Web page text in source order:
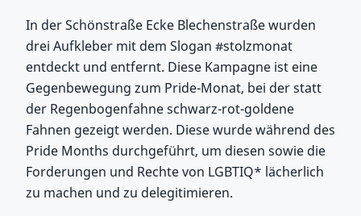
In der Schönstraße Ecke Blechenstraße wurden
drei Aufkleber mit dem Slogan #stolzmonat
entdeckt und entfernt. Diese Kampagne ist eine
Gegenbewegung zum Pride-Monat, bei der statt
der Regenbogenfahne schwarz-rot-goldene
Fahnen gezeigt werden. Diese wurde während des
Pride Months durchgeführt, um diesen sowie die
Forderungen und Rechte von LGBTIQ* lächerlich
zu machen und zu delegitimieren.